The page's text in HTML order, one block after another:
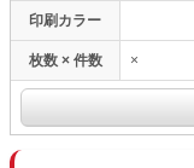
印刷カラー
枚数 × 件数 ×